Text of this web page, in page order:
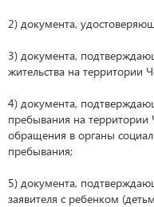
2) документа,
3) документа,
жительства на территории
4) документа,
пребывания на территории
обращения в органы
пребывания;
5) документа,
заявителя с ребенком